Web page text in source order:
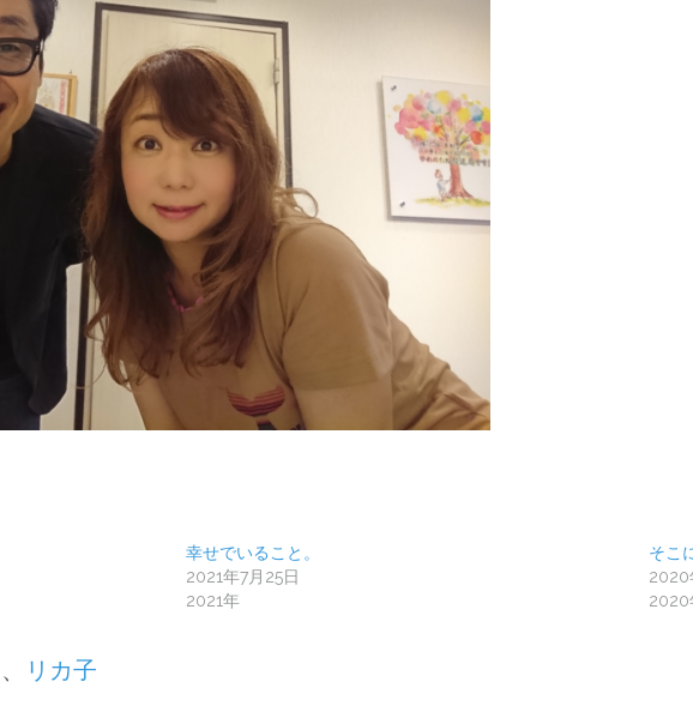
幸せでいること。
2021年7月25日
2021年
そこ
2020
2020
、 リカ子